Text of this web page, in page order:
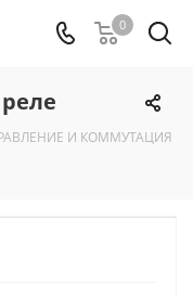
0
И КОММУТАЦИЯ